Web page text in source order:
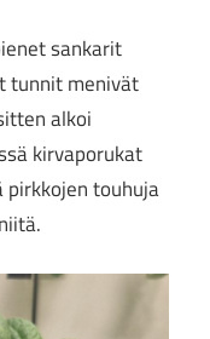
sankarit
tunnit menivät
alkoi
kirvaporukat
pirkkojen touhuja